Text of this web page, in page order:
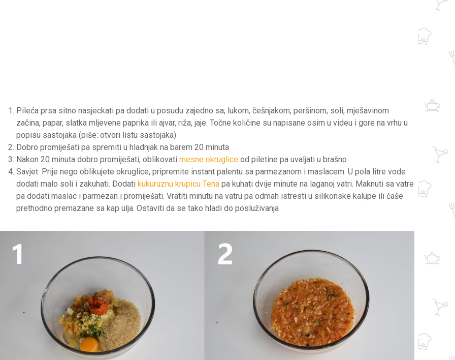
Pileća prsa sitno nasjeckati pa dodati u posudu zajedno sa; lukom, češnjakom, peršinom, soli, mješavinom
začina, papar, slatka mljevene paprika ili ajvar, riža, jaje. Točne količine su napisane osim u videu i gore na vrhu u
popisu sastojaka (piše: otvori listu sastojaka)
Dobro promiješati pa spremiti u hladnjak na barem 20 minuta
Nakon 20 minuta dobro promiješati, oblikovati mesne okruglice od piletine pa uvaljati u brašno
Savjet: Prije nego oblikujete okruglice, pripremite instant palentu sa parmezanom i maslacem. U pola litre vode
dodati malo soli i zakuhati. Dodati kukuruznu krupicu Tena pa kuhati dvije minute na laganoj vatri. Maknuti sa vatre
pa dodati maslac i parmezan i promiješati. Vratiti minutu na vatru pa odmah istresti u silikonske kalupe ili čaše
prethodno premazane sa kap ulja. Ostaviti da se tako hladi do posluživanja